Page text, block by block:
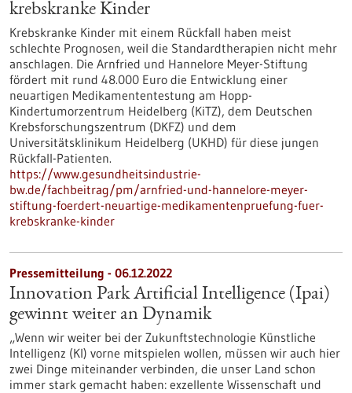
krebskranke Kinder
Krebskranke Kinder mit einem Rückfall haben meist
schlechte Prognosen, weil die Standardtherapien nicht mehr
anschlagen. Die Arnfried und Hannelore Meyer-Stiftung
fördert mit rund 48.000 Euro die Entwicklung einer
neuartigen Medikamententestung am Hopp-
Kindertumorzentrum Heidelberg (KiTZ), dem Deutschen
Krebsforschungszentrum (DKFZ) und dem
Universitätsklinikum Heidelberg (UKHD) für diese jungen
Rückfall-Patienten.
https://www.gesundheitsindustrie-
bw.de/fachbeitrag/pm/arnfried-und-hannelore-meyer-
stiftung-foerdert-neuartige-medikamentenpruefung-fuer-
krebskranke-kinder
Pressemitteilung - 06.12.2022
Innovation Park Artificial Intelligence (Ipai)
gewinnt weiter an Dynamik
„Wenn wir weiter bei der Zukunftstechnologie Künstliche
Intelligenz (KI) vorne mitspielen wollen, müssen wir auch hier
zwei Dinge miteinander verbinden, die unser Land schon
immer stark gemacht haben: exzellente Wissenschaft und